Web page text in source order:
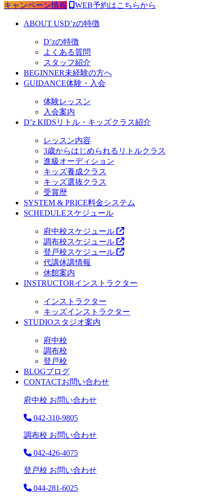
キャンペーン情報 WEB予約はこちらから
ABOUT USD’zの特徴
D’zの特徴
よくある質問
スタッフ紹介
BEGINNER未経験の方へ
GUIDANCE体験・入会
体験レッスン
入会案内
D’z KIDS リトル・キッズクラス紹介
レッスン内容
3歳からはじめられるリトルクラス
進級オーディション
キッズ養成クラス
キッズ選抜クラス
受賞歴
SYSTEM & PRICE料金システム
SCHEDULEスケジュール
府中校スケジュール
調布校スケジュール
登戸校スケジュール
代講休講情報
休館案内
INSTRUCTORインストラクター
インストラクター
キッズインストラクター
STUDIOスタジオ案内
府中校
調布校
登戸校
BLOGブログ
CONTACTお問い合わせ
府中校 お問い合わせ
042-310-9805
調布校 お問い合わせ
042-426-4075
登戸校 お問い合わせ
044-281-6025